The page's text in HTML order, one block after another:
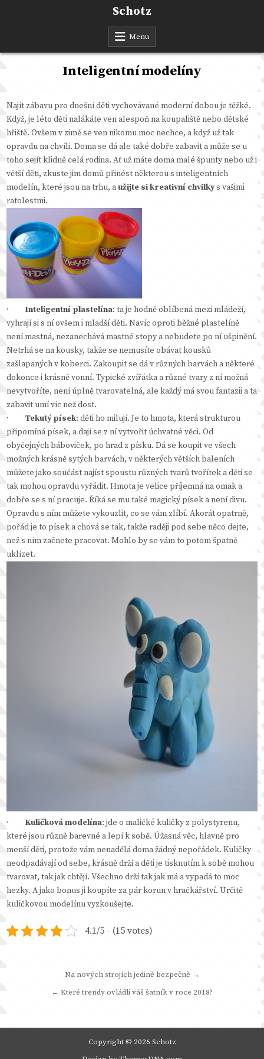
Schotz
Menu
Inteligentní modelíny
Najít zábavu pro dnešní děti vychovávané moderní dobou je těžké.
Když, je léto děti nalákáte ven alespoň na koupaliště nebo dětské
hřiště. Ovšem v zimě se ven nikomu moc nechce, a když už tak
opravdu na chvíli. Doma se dá ale také dobře zabavit a může se u
toho sejít klidně celá rodina. Ať už máte doma malé špunty nebo už i
větší děti, zkuste jim domů přinést některou s inteligentních
modelín, které jsou na trhu, aužijte si kreativní chvilkys vašimi
ratolestmi.
· Inteligentní plastelína: ta je hodně oblíbená mezi mládeží,
vyhrají si s ní ovšem i mladší děti. Navíc oproti běžné plastelíně
není mastná, nezanechává mastné stopy a nebudete po ní ušpinění.
Netrhá se na kousky, takže se nemusíte obávat kousků
zašlapaných v koberci. Zakoupit se dá v různých barvách a některé
dokonce i krásně vonní. Typické zvířátka a různé tvary z ní možná
nevytvoříte, není úplně tvarovatelná, ale každý má svou fantazii a ta
zabavit umí víc než dost.
· Tekutý písek: děti ho milují. Je to hmota, která strukturou
připomíná písek, a dají se z ní vytvořit úchvatné věci. Od
obyčejných báboviček, po hrad z písku. Dá se koupit ve všech
možných krásně sytých barvách, v některých větších baleních
můžete jako součást najíst spoustu různých tvarů tvořítek a děti se
tak mohou opravdu vyřádit. Hmota je velice příjemná na omak a
dobře se s ní pracuje. Říká se mu také magický písek a není divu.
Opravdu s ním můžete vykouzlit, co se vám zlíbí. Akorát opatrně,
pořád je to písek a chová se tak, takže raději pod sebe něco dejte,
než s ním začnete pracovat. Mohlo by se vám to potom špatně
uklízet.
· Kuličková modelína: jde o maličké kuličky z polystyrenu,
které jsou různě barevné a lepí k sobě. Úžasná věc, hlavně pro
menší děti, protože vám nenadělá doma žádný nepořádek. Kuličky
neodpadávají od sebe, krásně drží a děti je tisknutím k sobě mohou
tvarovat, tak jak chtějí. Všechno drží tak jak má a vypadá to moc
hezky. A jako bonus ji koupíte za pár korun v hračkářství. Určitě
kuličkovou modelínu vyzkoušejte.
4.1/5 - (15 votes)
NavigaceNa nových strojích jedině bezpečně →
← Které trendy ovládli váš šatník v roce 2018?
Copyright © 2026 Schotz